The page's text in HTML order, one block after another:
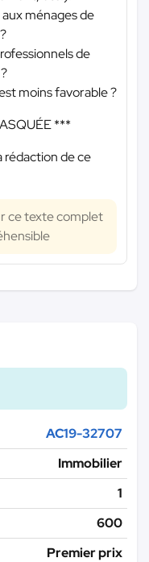
ménages de
de
moins favorable ?
***
rédaction de ce
ce texte complet
AC19-32707
Immobilier
1
600
Premier prix